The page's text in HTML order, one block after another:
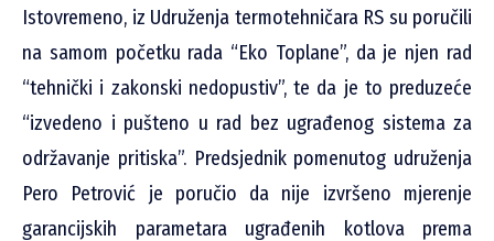
Istovremeno, iz Udruženja termotehničara RS su poručili
na samom početku rada “Eko Toplane”, da je njen rad
“tehnički i zakonski nedopustiv”, te da je to preduzeće
“izvedeno i pušteno u rad bez ugrađenog sistema za
održavanje pritiska”. Predsjednik pomenutog udruženja
Pero Petrović je poručio da nije izvršeno mjerenje
garancijskih parametara ugrađenih kotlova prema